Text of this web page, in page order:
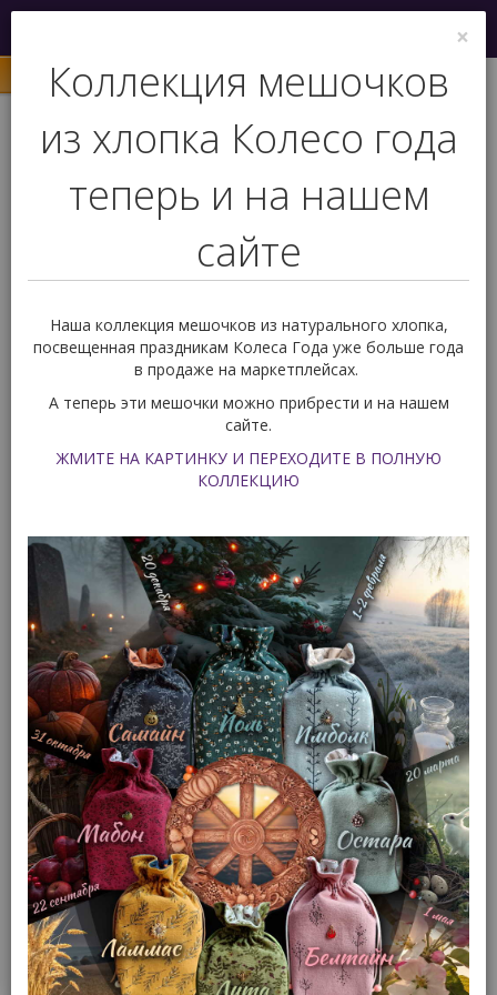
Обратный звонок
Вас ждет подарок!
Руны скандинавские из Аметиста 2-2,5 продолг
Аметиста 2-2,5 продолг
(арт. 11595)
Доступность: Нет в наличии
Товар распродан
Производитель: Дыхание камня
Смотреть все товары этого бренда
1 890 р. В корзину
×
Коллекция мешочков
из хлопка Колесо года
теперь и на нашем
сайте
Наша коллекция мешочков из натурального хлопка,
посвещенная праздникам Колеса Года уже больше года
в продаже на маркетплейсах.
А теперь эти мешочки можно прибрести и на нашем
сайте.
ЖМИТЕ НА КАРТИНКУ И ПЕРЕХОДИТЕ В ПОЛНУЮ
КОЛЛЕКЦИЮ